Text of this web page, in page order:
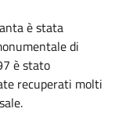
è stata
di
è stato
recuperati molti